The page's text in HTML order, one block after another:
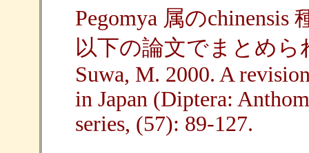
Pegomya 属の
以下の論文でまとめら
Suwa, M. 2000. A
in Japan (Diptera:
series, (57): 89-127.